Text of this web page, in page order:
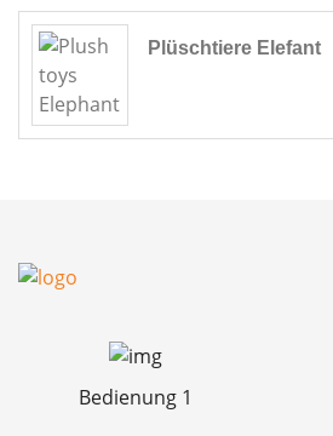
Plüschtiere Elefant
Bedienung 1